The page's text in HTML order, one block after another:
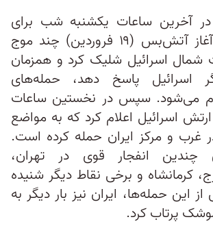
در آخرین ساعات یکشنبه شب برای
نخستین بار از آغاز آتش‌بس (۱۹ فروردین) چند موج
اسرائیل شلیک کرد و همزمان
اسرائیل پاسخ دهد، حمله‌های
می‌شود. سپس در نخستین ساعات
ارتش اسرائیل اعلام کرد که به مواضع
غرب و مرکز ایران حمله کرده است.
چندین انفجار قوی در تهران،
کرمانشاه و برخی نقاط دیگر شنیده
حمله‌ها، ایران نیز بار دیگر به
پرتاب کرد.